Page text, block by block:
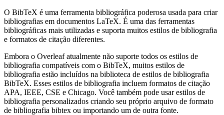
O BibTeX é uma ferramenta bibliográfica poderosa usada para criar
bibliografias em documentos LaTeX. É uma das ferramentas
bibliográficas mais utilizadas e suporta muitos estilos de bibliografia
e formatos de citação diferentes.
Embora o Overleaf atualmente não suporte todos os estilos de
bibliografia compatíveis com o BibTeX, muitos estilos de
bibliografia estão incluídos na biblioteca de estilos de bibliografia
BibTeX. Esses estilos de bibliografia incluem formatos de citação
APA, IEEE, CSE e Chicago. Você também pode usar estilos de
bibliografia personalizados criando seu próprio arquivo de formato
de bibliografia bibtex ou importando um de outra fonte.